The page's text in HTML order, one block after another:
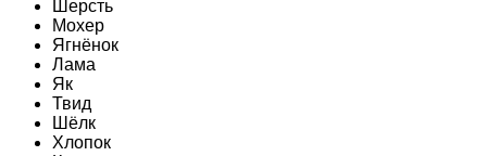
Шерсть
Мохер
Ягнёнок
Лама
Як
Твид
Шёлк
Хлопок